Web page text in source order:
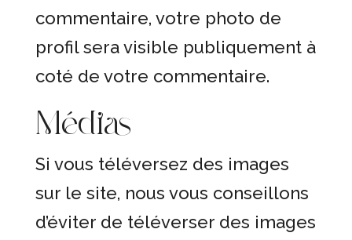
commentaire, votre photo de
profil sera visible publiquement à
coté de votre commentaire.
Médias
Si vous téléversez des images
sur le site, nous vous conseillons
d’éviter de téléverser des images